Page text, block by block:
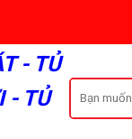
- TỦ
- TỦ
kiếm: